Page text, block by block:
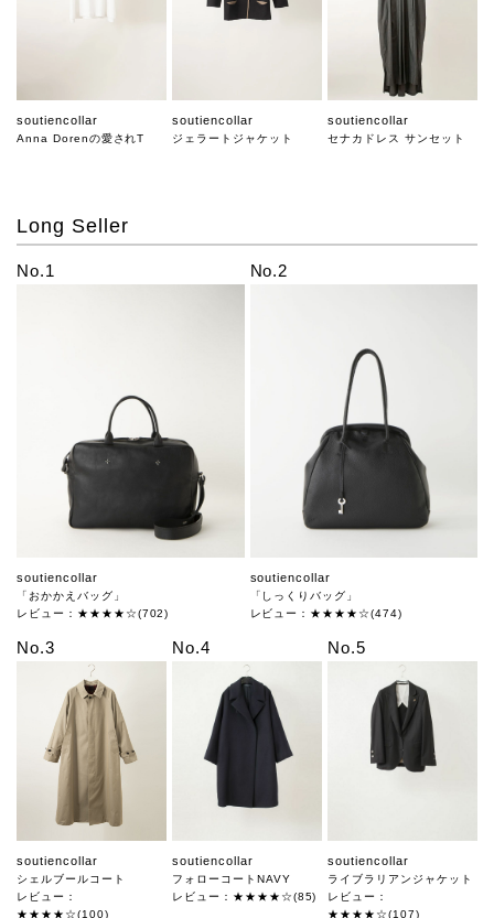
soutiencollar
Anna Dorenの愛されT
soutiencollar
ジェラートジャケット
soutiencollar
セナカドレス サンセット
Long Seller
No.1
soutiencollar
「おかかえバッグ」
レビュー：★★★★☆(702)
No.2
soutiencollar
「しっくりバッグ」
レビュー：★★★★☆(474)
No.3
soutiencollar
シェルブールコート
レビュー：
★★★★☆(100)
No.4
soutiencollar
フォローコートNAVY
レビュー：★★★★☆(85)
No.5
soutiencollar
ライブラリアンジャケット
レビュー：
★★★★☆(107)